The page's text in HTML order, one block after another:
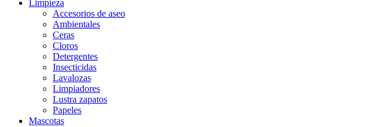
Limpieza
Accesorios de aseo
Ambientales
Ceras
Cloros
Detergentes
Insecticidas
Lavalozas
Limpiadores
Lustra zapatos
Papeles
Mascotas